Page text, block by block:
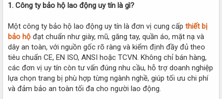
1. Công ty bảo hộ lao động uy tín là gì?
Một công ty bảo hộ lao động uy tín là đơn vị cung cấp thiết bị
bảo hộ đạt chuẩn như giày, mũ, găng tay, quần áo, mặt nạ và
dây an toàn, với nguồn gốc rõ ràng và kiểm định đầy đủ theo
tiêu chuẩn CE, EN ISO, ANSI hoặc TCVN. Không chỉ bán hàng,
các đơn vị uy tín còn tư vấn đúng nhu cầu, hỗ trợ doanh nghiệp
lựa chọn trang bị phù hợp từng ngành nghề, giúp tối ưu chi phí
và đảm bảo an toàn tối đa cho người lao động.